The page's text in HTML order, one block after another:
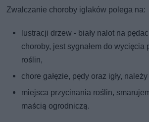
Zwalczanie choroby iglaków polega na:
lustracji drzew - biały nalot na
choroby, jest sygnałem do wycięcia
roślin,
chore gałęzie, pędy oraz igły,
miejsca przycinania roślin,
maścią ogrodniczą.